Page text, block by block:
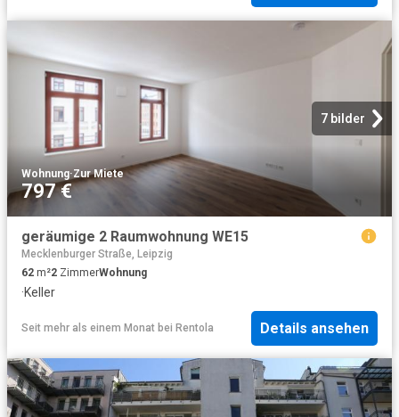
7 bilder
Wohnung·Zur Miete
797 €
geräumige 2 Raumwohnung WE15
Mecklenburger Straße, Leipzig
62 m²2 ZimmerWohnung
·Keller
Seit mehr als einem Monat bei Rentola Details ansehen